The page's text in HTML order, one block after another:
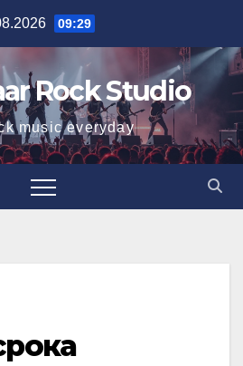
09:29
Rock Studio
music everyday